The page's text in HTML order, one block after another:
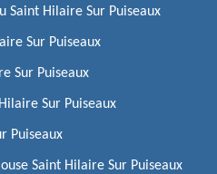
Saint Hilaire Sur Puiseaux
Sur Puiseaux
Sur Puiseaux
Sur Puiseaux
Puiseaux
Saint Hilaire Sur Puiseaux